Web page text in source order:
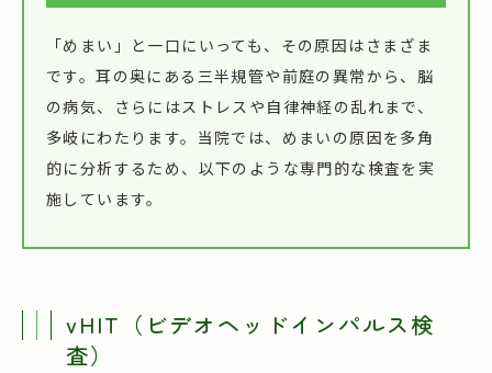
「めまい」と一口にいっても、その原因はさまざま
です。耳の奥にある三半規管や前庭の異常から、脳
の病気、さらにはストレスや自律神経の乱れまで、
多岐にわたります。当院では、めまいの原因を多角
的に分析するため、以下のような専門的な検査を実
施しています。
vHIT（ビデオヘッドインパルス検
査）